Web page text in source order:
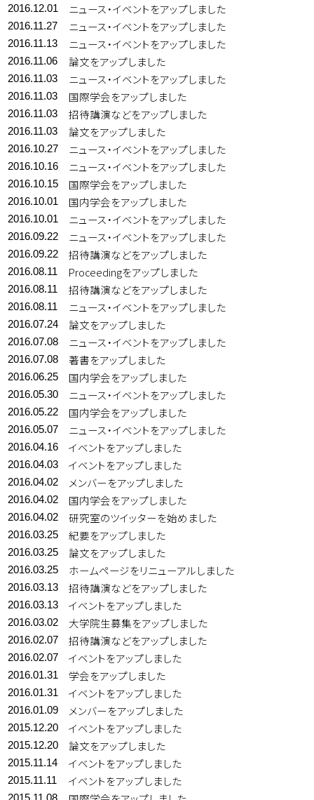
2016.12.01 ニュース・イベントをアップしました
2016.11.27 ニュース・イベントをアップしました
2016.11.13 ニュース・イベントをアップしました
2016.11.06 論文をアップしました
2016.11.03 ニュース・イベントをアップしました
2016.11.03 国際学会をアップしました
2016.11.03 招待講演などをアップしました
2016.11.03 論文をアップしました
2016.10.27 ニュース・イベントをアップしました
2016.10.16 ニュース・イベントをアップしました
2016.10.15 国際学会をアップしました
2016.10.01 国内学会をアップしました
2016.10.01 ニュース・イベントをアップしました
2016.09.22 ニュース・イベントをアップしました
2016.09.22 招待講演などをアップしました
2016.08.11 Proceedingをアップしました
2016.08.11 招待講演などをアップしました
2016.08.11 ニュース・イベントをアップしました
2016.07.24 論文をアップしました
2016.07.08 ニュース・イベントをアップしました
2016.07.08 著書をアップしました
2016.06.25 国内学会をアップしました
2016.05.30 ニュース・イベントをアップしました
2016.05.22 国内学会をアップしました
2016.05.07 ニュース・イベントをアップしました
2016.04.16 イベントをアップしました
2016.04.03 イベントをアップしました
2016.04.02 メンバーをアップしました
2016.04.02 国内学会をアップしました
2016.04.02 研究室のツイッターを始めました
2016.03.25 紀要をアップしました
2016.03.25 論文をアップしました
2016.03.25 ホームページをリニューアルしました
2016.03.13 招待講演などをアップしました
2016.03.13 イベントをアップしました
2016.03.02 大学院生募集をアップしました
2016.02.07 招待講演などをアップしました
2016.02.07 イベントをアップしました
2016.01.31 学会をアップしました
2016.01.31 イベントをアップしました
2016.01.09 メンバーをアップしました
2015.12.20 イベントをアップしました
2015.12.20 論文をアップしました
2015.11.14 イベントをアップしました
2015.11.11 イベントをアップしました
2015.11.08